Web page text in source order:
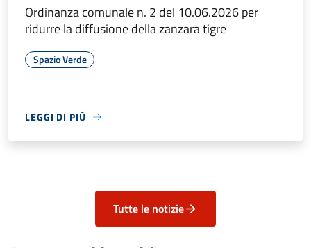
Ordinanza comunale n. 2 del 10.06.2026 per
ridurre la diffusione della zanzara tigre
Spazio Verde
LEGGI DI PIÙ
Tutte le notizie